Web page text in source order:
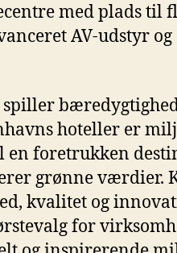
med plads til
AV-udstyr
hoteller er
en foretrukken
grønne værdier.
kvalitet og
for